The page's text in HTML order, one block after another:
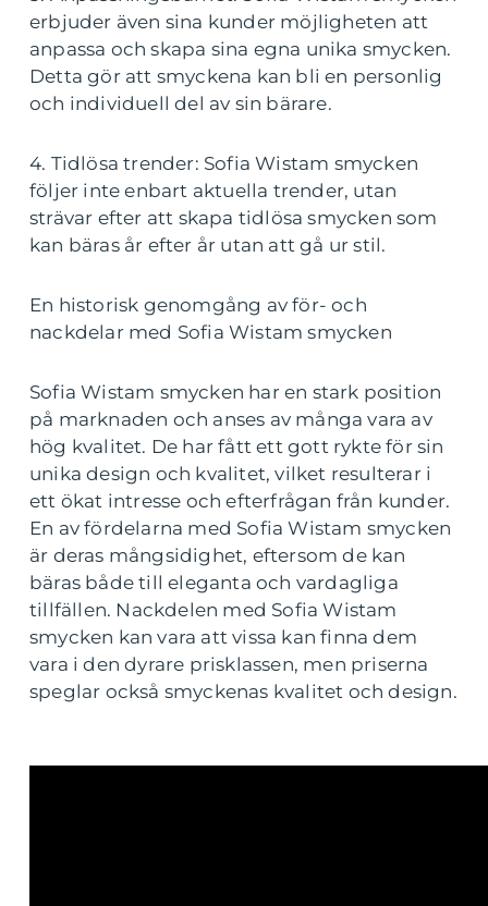
erbjuder även sina kunder möjligheten att
anpassa och skapa sina egna unika smycken.
Detta gör att smyckena kan bli en personlig
och individuell del av sin bärare.
4. Tidlösa trender: Sofia Wistam smycken
följer inte enbart aktuella trender, utan
strävar efter att skapa tidlösa smycken som
kan bäras år efter år utan att gå ur stil.
En historisk genomgång av för- och
nackdelar med Sofia Wistam smycken
Sofia Wistam smycken har en stark position
på marknaden och anses av många vara av
hög kvalitet. De har fått ett gott rykte för sin
unika design och kvalitet, vilket resulterar i
ett ökat intresse och efterfrågan från kunder.
En av fördelarna med Sofia Wistam smycken
är deras mångsidighet, eftersom de kan
bäras både till eleganta och vardagliga
tillfällen. Nackdelen med Sofia Wistam
smycken kan vara att vissa kan finna dem
vara i den dyrare prisklassen, men priserna
speglar också smyckenas kvalitet och design.